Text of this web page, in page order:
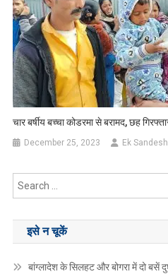
चार बर्षीय बच्चा कोडरमा से बरामद, छह
December 25, 2023 Ek
इसे न चूकें
बांग्लादेश के सिलहट और बोगरा में दो बसें